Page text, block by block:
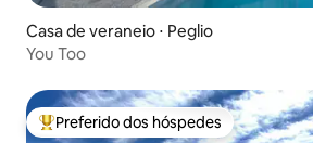
Casa de veraneio ⋅ Peglio
You Too
Entre os melhores preferidos dos
Preferido dos hóspedes